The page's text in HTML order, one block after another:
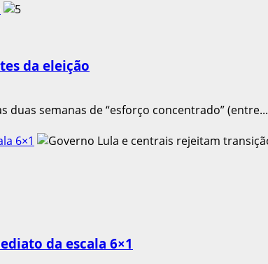
da eleição
duas semanas de “esforço concentrado” (entre...
6×1
da escala 6×1